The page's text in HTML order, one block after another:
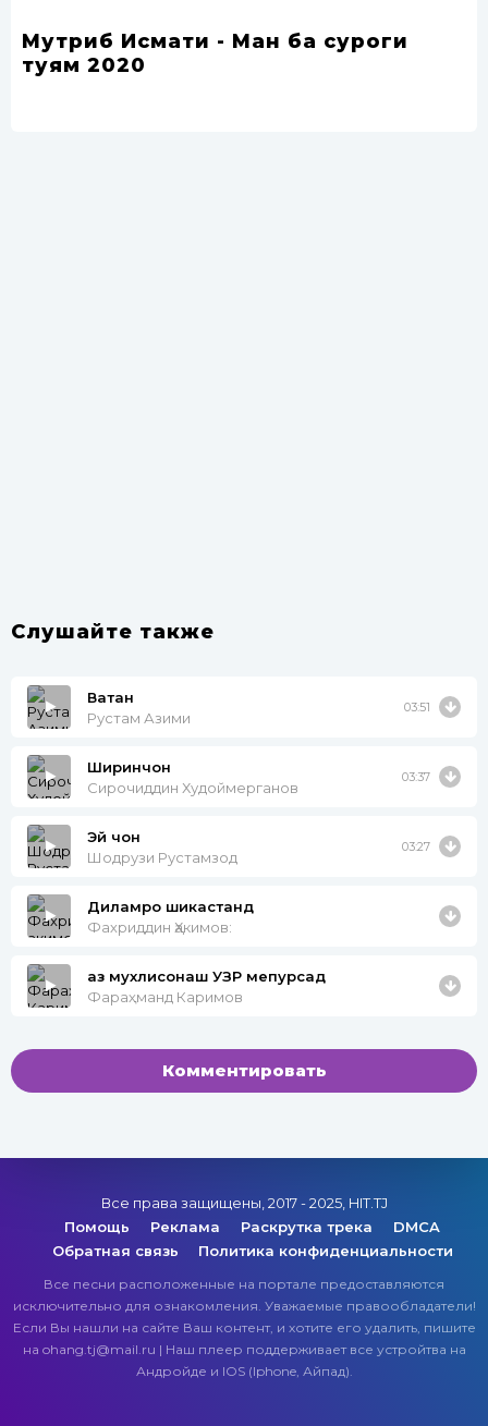
Мутриб Исмати - Ман ба суроги
туям 2020
Слушайте также
Ватан
Рустам Азими
03:51
Ширинчон
Сирочиддин Худоймерганов
03:37
Эй чон
Шодрузи Рустамзод
03:27
Диламро шикастанд
Фахриддин Ҳакимов:
аз мухлисонаш УЗР мепурсад
Фараҳманд Каримов
Комментировать
Все права защищены, 2017 - 2025, HIT.TJ
Помощь
Реклама Раскрутка трека
DMCA
Обратная связь
Политика конфиденциальности
Все песни расположенные на портале предоставляются
исключительно для ознакомления. Уважаемые правообладатели!
Если Вы нашли на сайте Ваш контент, и хотите его удалить, пишите
на ohang.tj@mail.ru | Наш плеер поддерживает все устройтва на
Андройде и IOS (Iphone, Айпад).